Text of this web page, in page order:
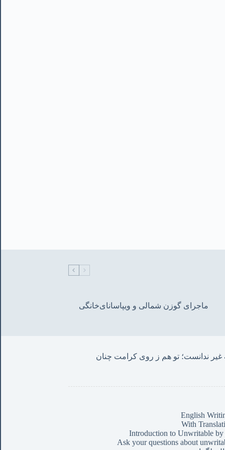
ماجرای گوزن شمالی و‌ ویپاسانای‌خانگی
English
With
Introduction to Unwritable
Ask your questions about